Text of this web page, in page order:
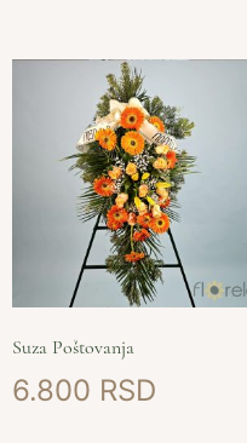
Suza Poštovanja
6.800